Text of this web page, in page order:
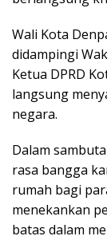
Wali Kota
didampingi
Ketua DPRD
langsung
negara.
Dalam
rasa bangga
rumah bagi
menekankan
batas dalam